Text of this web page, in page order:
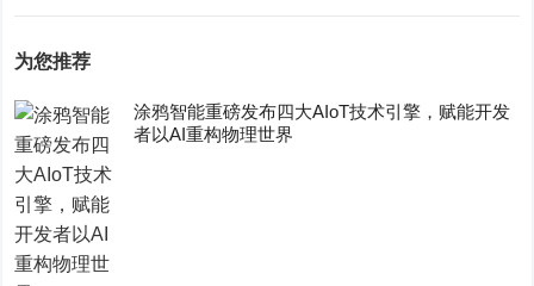
为您推荐
涂鸦智能重磅发布四大AIoT技术引擎，赋能开发
者以AI重构物理世界